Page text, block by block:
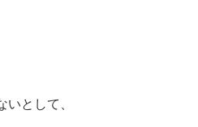
いとして、